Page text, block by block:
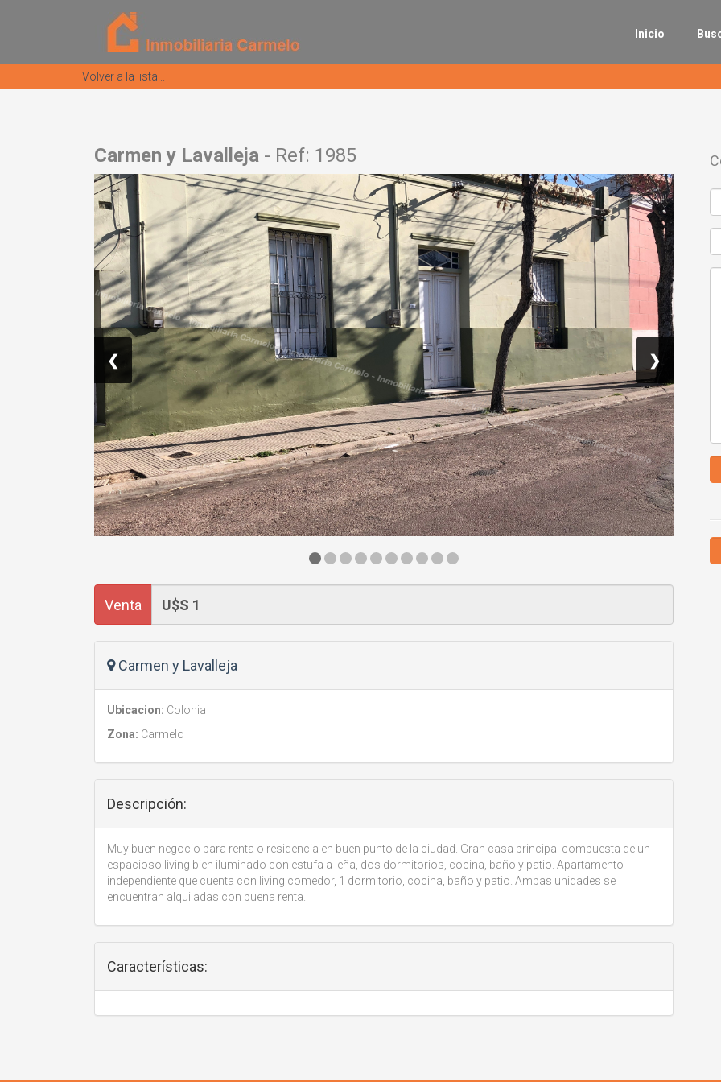
Inicio
Volver a la lista...
Carmen y Lavalleja - Ref: 1985
❮ ❯
Venta
Carmen y Lavalleja
Ubicacion: Colonia
Zona: Carmelo
Descripción:
Muy buen negocio para renta o residencia en buen punto de la ciudad. Gran casa principal compuesta de un
espacioso living bien iluminado con estufa a leña, dos dormitorios, cocina, baño y patio. Apartamento
independiente que cuenta con living comedor, 1 dormitorio, cocina, baño y patio. Ambas unidades se
encuentran alquiladas con buena renta.
Características: